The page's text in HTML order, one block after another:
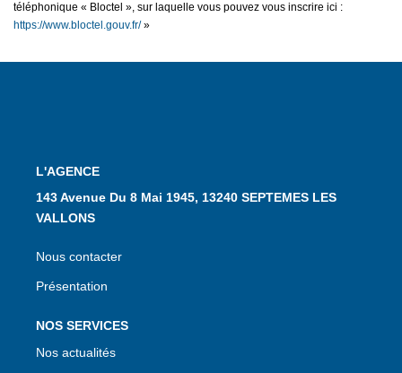
téléphonique « Bloctel », sur laquelle vous pouvez vous inscrire ici :
https://www.bloctel.gouv.fr/»
L'AGENCE
143 Avenue Du 8 Mai 1945, 13240 SEPTEMES LES
VALLONS
Nous contacter
Présentation
NOS SERVICES
Nos actualités